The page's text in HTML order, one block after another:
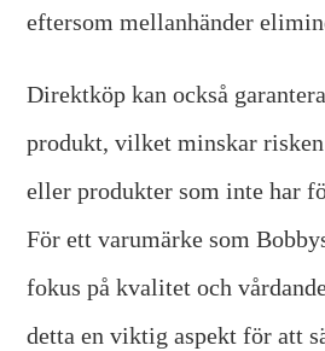
eftersom mellanhänder
Direktköp kan också
produkt, vilket minskar
eller produkter som inte har
För ett varumärke som
fokus på kvalitet och
detta en viktig aspekt för att